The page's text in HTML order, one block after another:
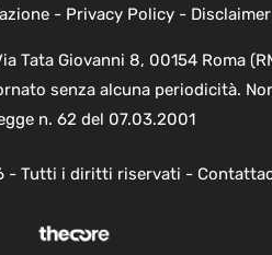
- Privacy Policy- Disclaimer
Tata Giovanni 8, 00154 Roma
senza alcuna periodicità.
n. 62 del 07.03.2001
- Tutti i diritti riservati -